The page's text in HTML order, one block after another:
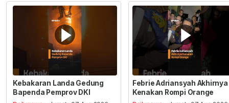
Kebakaran Landa Gedung
Bapenda Pemprov DKI
Febrie Adriansyah Akhirnya
Kenakan Rompi Orange